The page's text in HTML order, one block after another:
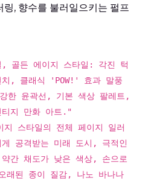
, 향수를 불러일으키는 펄프
, 골든 에이지 스타일: 각진 턱
치, 클래식 'POW!' 효과 말풍
한 윤곽선, 기본 색상 팔레트,
티지 만화 아트."
지 스타일의 전체 페이지 일러
공격받는 미래 도시, 극적인
간 채도가 낮은 색상, 손으로
래된 종이 질감, 나노 바나나